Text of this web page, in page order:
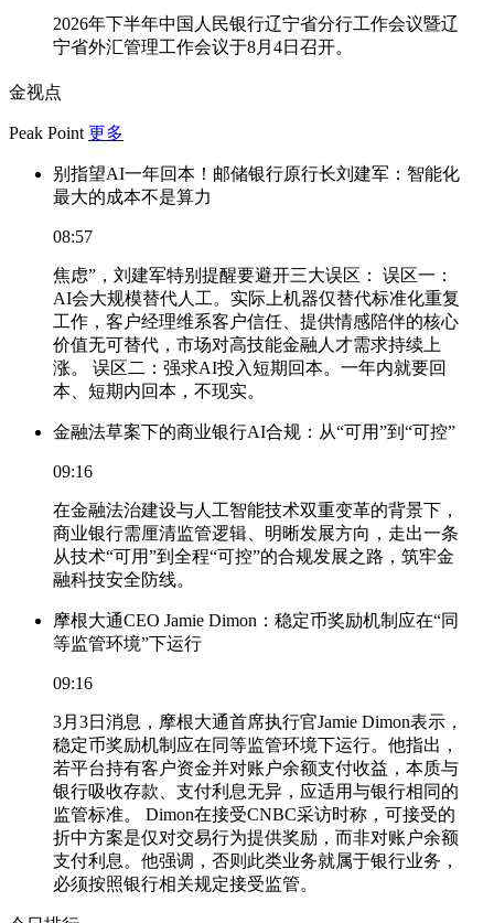
2026年下半年中国人民银行辽宁省分行工作会议暨辽
宁省外汇管理工作会议于8月4日召开。
金视点
Peak Point 更多
别指望AI一年回本！邮储银行原行长刘建军：智能化
最大的成本不是算力
08:57
焦虑”，刘建军特别提醒要避开三大误区： 误区一：
AI会大规模替代人工。实际上机器仅替代标准化重复
工作，客户经理维系客户信任、提供情感陪伴的核心
价值无可替代，市场对高技能金融人才需求持续上
涨。 误区二：强求AI投入短期回本。一年内就要回
本、短期内回本，不现实。
金融法草案下的商业银行AI合规：从“可用”到“可控”
09:16
在金融法治建设与人工智能技术双重变革的背景下，
商业银行需厘清监管逻辑、明晰发展方向，走出一条
从技术“可用”到全程“可控”的合规发展之路，筑牢金
融科技安全防线。
摩根大通CEO Jamie Dimon：稳定币奖励机制应在“同
等监管环境”下运行
09:16
3月3日消息，摩根大通首席执行官Jamie Dimon表示，
稳定币奖励机制应在同等监管环境下运行。他指出，
若平台持有客户资金并对账户余额支付收益，本质与
银行吸收存款、支付利息无异，应适用与银行相同的
监管标准。 Dimon在接受CNBC采访时称，可接受的
折中方案是仅对交易行为提供奖励，而非对账户余额
支付利息。他强调，否则此类业务就属于银行业务，
必须按照银行相关规定接受监管。